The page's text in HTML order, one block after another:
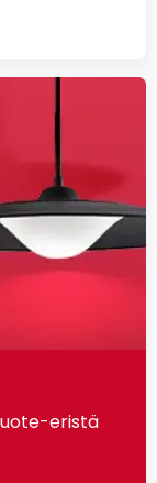
eristä